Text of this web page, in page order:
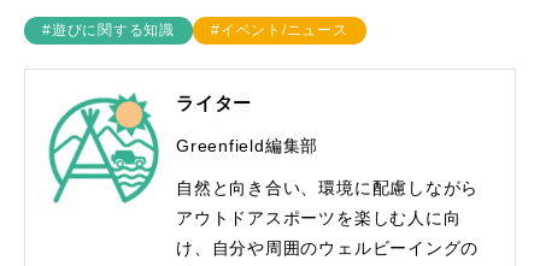
#遊びに関する知識 #イベント/ニュース
ライター
Greenfield編集部
自然と向き合い、環境に配慮しながら
アウトドアスポーツを楽しむ人に向
け、自分や周囲のウェルビーイングの